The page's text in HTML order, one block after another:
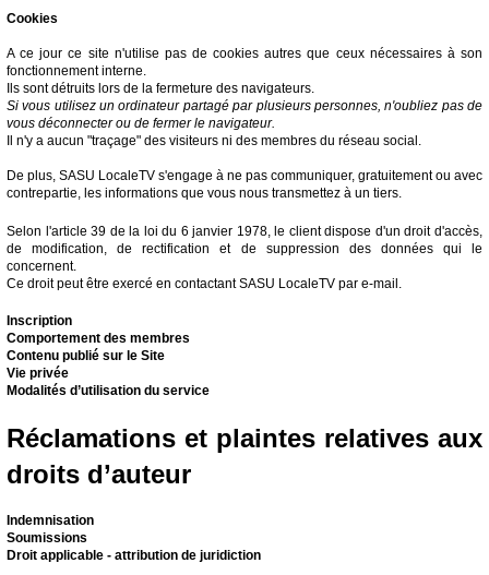
Cookies
A ce jour ce site n'utilise pas de cookies autres que ceux nécessaires à son
fonctionnement interne.
Ils sont détruits lors de la fermeture des navigateurs.
Si vous utilisez un ordinateur partagé par plusieurs personnes, n'oubliez pas de
vous déconnecter ou de fermer le navigateur.
Il n'y a aucun "traçage" des visiteurs ni des membres du réseau social.
De plus, SASU LocaleTV s'engage à ne pas communiquer, gratuitement ou avec
contrepartie, les informations que vous nous transmettez à un tiers.
Selon l'article 39 de la loi du 6 janvier 1978, le client dispose d'un droit d'accès,
de modification, de rectification et de suppression des données qui le
concernent.
Ce droit peut être exercé en contactant SASU LocaleTV par e-mail.
Inscription
Comportement des membres
Contenu publié sur le Site
Vie privée
Modalités d’utilisation du service
Réclamations et plaintes relatives aux
droits d’auteur
Indemnisation
Soumissions
Droit applicable - attribution de juridiction